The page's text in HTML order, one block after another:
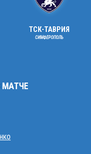
ТСК-ТАВРИЯ
СИМФЕРОПОЛЬ